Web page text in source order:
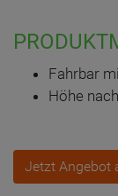
Fahrbar
Höhe
Jetzt Angebot